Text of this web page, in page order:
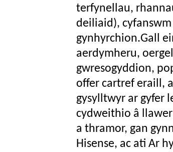
terfynellau,
deiliaid),
gynhyrchion.Gall
aerdymheru,
gwresogyddion,
offer cartref eraill,
gysylltwyr ar gyfer
cydweithio â
a thramor, gan
Hisense, ac ati Ar